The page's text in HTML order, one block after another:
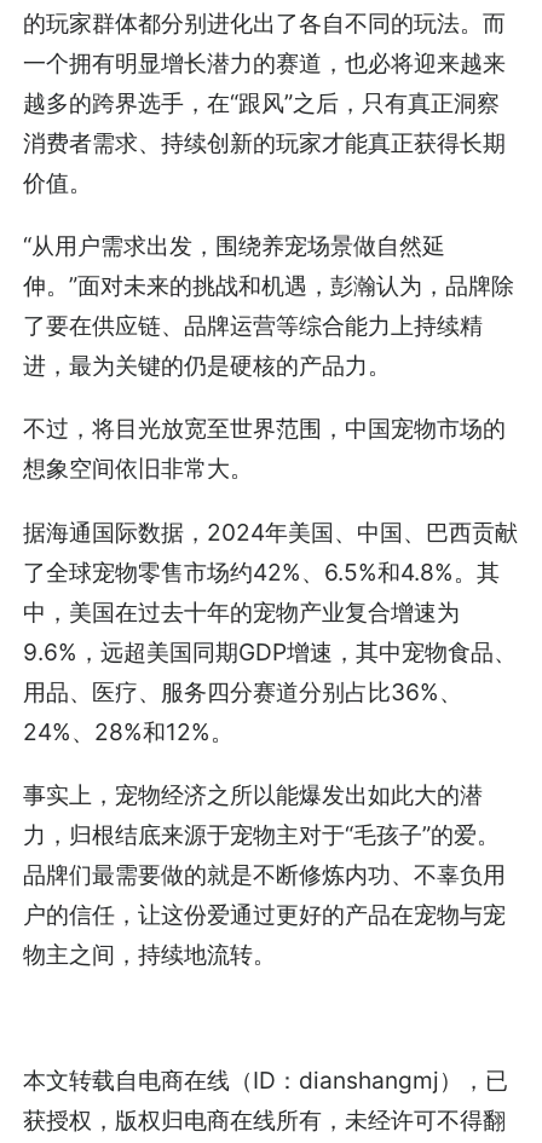
的玩家群体都分别进化出了各自不同的玩法。而
一个拥有明显增长潜力的赛道，也必将迎来越来
越多的跨界选手，在“跟风”之后，只有真正洞察
消费者需求、持续创新的玩家才能真正获得长期
价值。
“从用户需求出发，围绕养宠场景做自然延
伸。”面对未来的挑战和机遇，彭瀚认为，品牌除
了要在供应链、品牌运营等综合能力上持续精
进，最为关键的仍是硬核的产品力。
不过，将目光放宽至世界范围，中国宠物市场的
想象空间依旧非常大。
据海通国际数据，2024年美国、中国、巴西贡献
了全球宠物零售市场约42%、6.5%和4.8%。其
中，美国在过去十年的宠物产业复合增速为
9.6%，远超美国同期GDP增速，其中宠物食品、
用品、医疗、服务四分赛道分别占比36%、
24%、28%和12%。
事实上，宠物经济之所以能爆发出如此大的潜
力，归根结底来源于宠物主对于“毛孩子”的爱。
品牌们最需要做的就是不断修炼内功、不辜负用
户的信任，让这份爱通过更好的产品在宠物与宠
物主之间，持续地流转。
本文转载自电商在线（ID：dianshangmj），已
获授权，版权归电商在线所有，未经许可不得翻